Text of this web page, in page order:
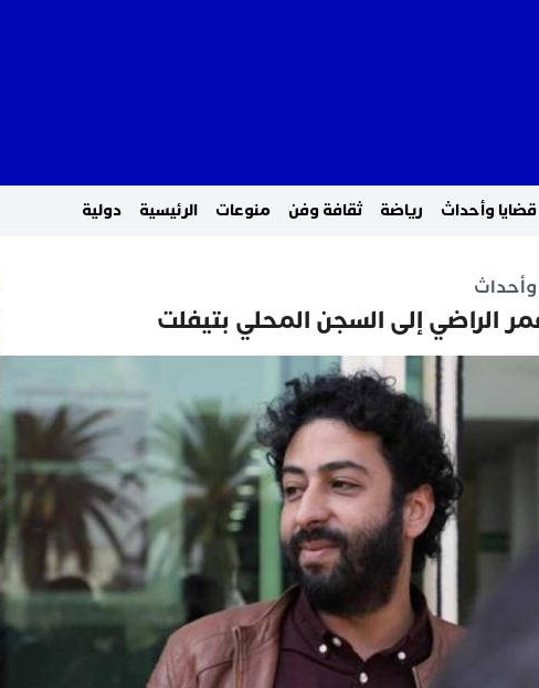
قضايا وأحداث رياضة ثقافة وفن منوعات الرئيسية دولية
وأحداث
الراضي إلى السجن المحلي بتيفلت